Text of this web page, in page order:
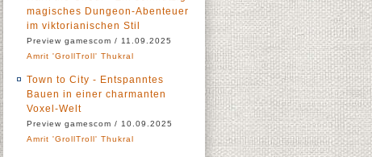
magisches Dungeon-Abenteuer
im viktorianischen Stil
Preview gamescom / 11.09.2025
Amrit 'GrollTroll' Thukral
Town to City - Entspanntes
Bauen in einer charmanten
Voxel-Welt
Preview gamescom / 10.09.2025
Amrit 'GrollTroll' Thukral